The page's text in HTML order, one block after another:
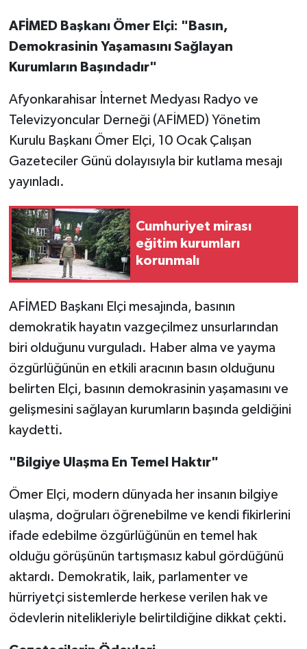
AFİMED Başkanı Ömer Elçi: "Basın,
Demokrasinin Yaşamasını Sağlayan
Kurumların Başındadır"
Afyonkarahisar İnternet Medyası Radyo ve
Televizyoncular Derneği (AFİMED) Yönetim
Kurulu Başkanı Ömer Elçi, 10 Ocak Çalışan
Gazeteciler Günü dolayısıyla bir kutlama mesajı
yayınladı.
Cumhuriyet mirası
eğitim kurumları
korunmalı
AFİMED Başkanı Elçi mesajında, basının
demokratik hayatın vazgeçilmez unsurlarından
biri olduğunu vurguladı. Haber alma ve yayma
özgürlüğünün en etkili aracının basın olduğunu
belirten Elçi, basının demokrasinin yaşamasını ve
gelişmesini sağlayan kurumların başında geldiğini
kaydetti.
"Bilgiye Ulaşma En Temel Haktır"
Ömer Elçi, modern dünyada her insanın bilgiye
ulaşma, doğruları öğrenebilme ve kendi fikirlerini
ifade edebilme özgürlüğünün en temel hak
olduğu görüşünün tartışmasız kabul gördüğünü
aktardı. Demokratik, laik, parlamenter ve
hürriyetçi sistemlerde herkese verilen hak ve
ödevlerin nitelikleriyle belirtildiğine dikkat çekti.